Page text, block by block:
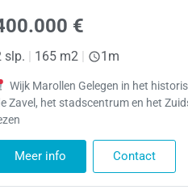
€
slp. | 165 m2 | 1m
Wijk Marollen Gelegen in het
Zavel, het stadscentrum en het
Meer info Contact